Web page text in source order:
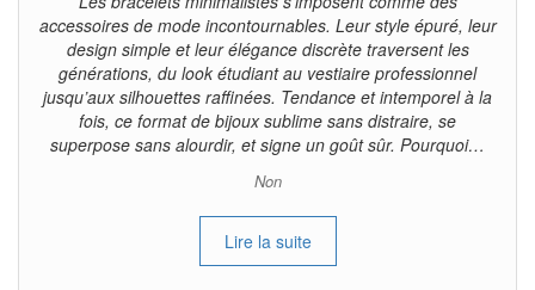
accessoires de mode incontournables. Leur style épuré, leur
design simple et leur élégance discrète traversent les
générations, du look étudiant au vestiaire professionnel
jusqu’aux silhouettes raffinées. Tendance et intemporel à la
fois, ce format de bijoux sublime sans distraire, se
superpose sans alourdir, et signe un goût sûr. Pourquoi…
Non
Lire la suite